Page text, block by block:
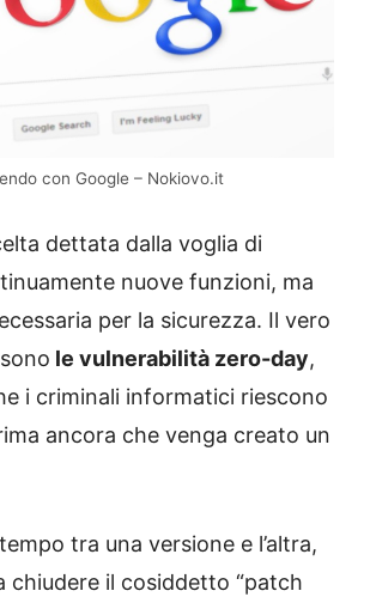
con Google – Nokiovo.it
dettata dalla voglia di
nuove funzioni, ma
per la sicurezza. Il vero
le vulnerabilità zero-day,
i criminali informatici riescono
ancora che venga creato un
tra una versione e l’altra,
chiudere il cosiddetto “patch